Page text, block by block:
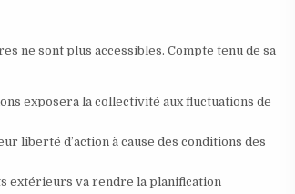
ne sont plus accessibles. Compte tenu de sa
exposera la collectivité aux fluctuations de
liberté d’action à cause des conditions des
extérieurs va rendre la planification